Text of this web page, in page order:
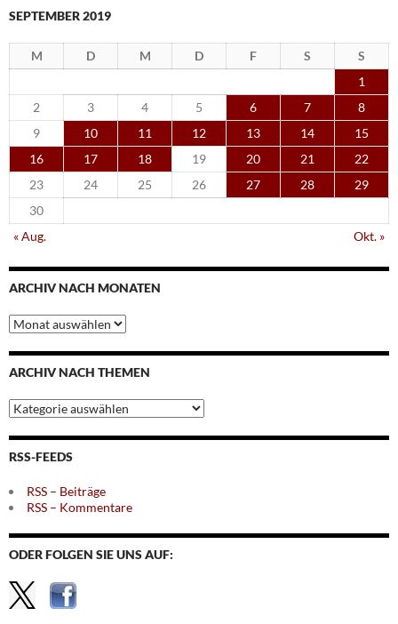
SEPTEMBER 2019
M D M D F S
S
1
2
3 4 5 6 7
8
9
10 11 12 13 14
15
16
17 18 19 20 21
22
23
24 25 26 27 28
29
30
« Aug.
Okt. »
ARCHIV NACH MONATEN
Archiv
nach
Monaten
ARCHIV NACH THEMEN
Archiv
nach
Themen
RSS-FEEDS
RSS – Beiträge
RSS – Kommentare
ODER FOLGEN SIE UNS AUF: